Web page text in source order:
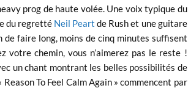
prog de haute volée. Une voix typique du
du regretté Neil Peart de Rush et une guitare
faire long, moins de cinq minutes suffisent
votre chemin, vous n’aimerez pas le reste !
un chant montrant les belles possibilités de
To Feel Calm Again » commencent par